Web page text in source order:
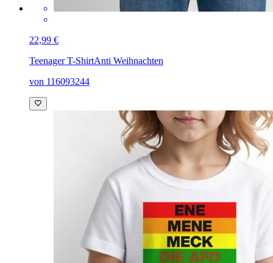
22,99 €
Teenager T-ShirtAnti Weihnachten
von 116093244